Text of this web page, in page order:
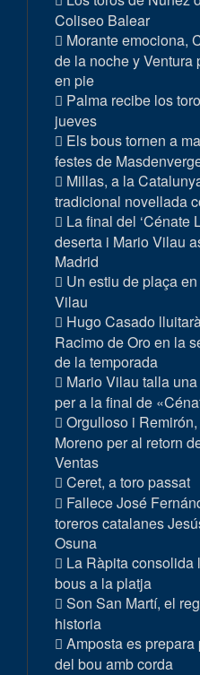
Coliseo Balear
Morante emociona,
de la noche y
en pie
Palma recibe los
jueves
Els bous tornen a
festes de
Millas, a la
tradicional novellada
La final del ‘Cénate
deserta i Mario Vilau
Madrid
Un estiu de plaça
Vilau
Hugo Casado
Racimo de Oro en la
de la temporada
Mario Vilau talla
per a la final de
Orgulloso i
Moreno per al retorn
Ventas
Ceret, a toro passat
Fallece José
toreros catalanes
Osuna
La Ràpita consolida
bous a la platja
Son San Martí, el
historia
Amposta es
del bou amb corda